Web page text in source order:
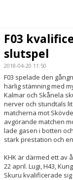
KALENDER
HANDBOLLSSKOLA
PARTNERSKAP
FÖRENINGEN
OM OSS
KONTAKT
F03
slutspel
2018-04-20 11:50
F03 spelade den
härlig stämning med
Kalmar och Skånela
nerver och stundtals
matcherna mot
avgörande matchen
lade gasen i botten
stark prestation och
KHK är därmed ett av
22 april. Lugi, H43,
Skuru kvalificerade sig